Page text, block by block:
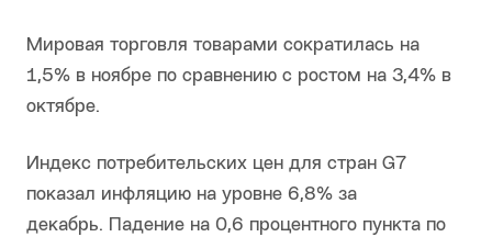
Мировая торговля товарами сократилась на
1,5% в ноябре по сравнению с ростом на 3,4% в
октябре.
Индекс потребительских цен для стран G7
показал инфляцию на уровне 6,8% за
декабрь. Падение на 0,6 процентного пункта по